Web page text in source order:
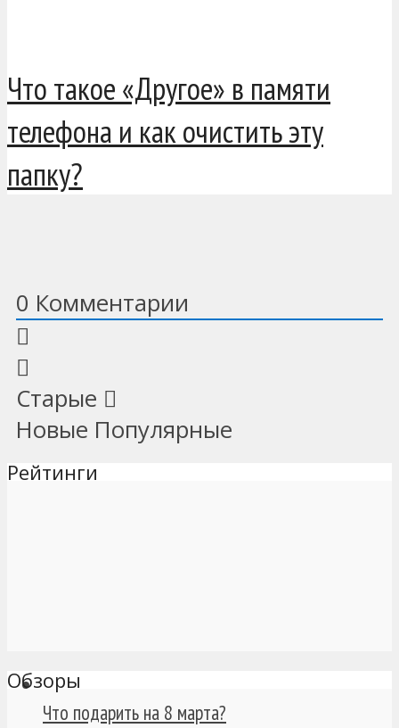
Что такое «Другое» в памяти
телефона и как очистить эту
папку?
0 Комментарии
Старые
Новые Популярные
Рейтинги
Что подарить на 8 марта?
Обзоры